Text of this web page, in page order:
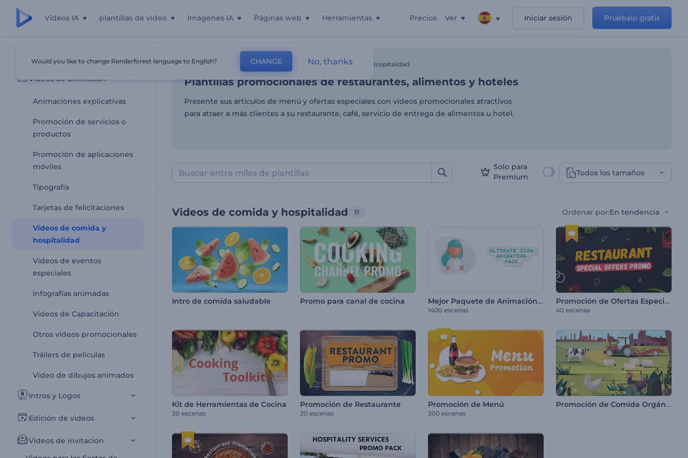
Videos IA plantillas de video Imágenes IA Páginas web Herramientas Precios Ver Iniciar sesión Pruébalo gratis
Todas las plantillas
Videos de animación
Animaciones explicativas
Promoción de servicios o
productos
Promoción de aplicaciones
móviles
Tipografía
Tarjetas de felicitaciones
Videos de comida y
hospitalidad
Videos de eventos
especiales
Infografías animadas
Videos de Capacitación
Otros videos promocionales
Tráilers de películas
Video de dibujos animados
Intros y Logos
Edición de videos
Videos de invitación
Plantillas promocionales de restaurantes, alimentos y hoteles
Inicio Plantillas Videos De Animación Videos De Comida Y Hospitalidad
Plantillas promocionales de restaurantes, alimentos y hoteles
Presente sus artículos de menú y ofertas especiales con videos promocionales atractivos
para atraer a más clientes a su restaurante, café, servicio de entrega de alimentos u hotel.
Solo para
Premium
Todos los tamaños
Videos de comida y hospitalidad 11 Ordenar por:En tendencia
Intro de comida saludable Promo para canal de cocina Mejor Paquete de Animación de Íconos
1400 escenas
Promoción de Ofertas Especiales de Restaurante
40 escenas
Kit de Herramientas de Cocina
30 escenas
Promoción de Restaurante
20 escenas
Promoción de Menú
300 escenas
Promoción de Comida Orgánica
Would you like to change Renderforest language to English? CHANGE No, thanks